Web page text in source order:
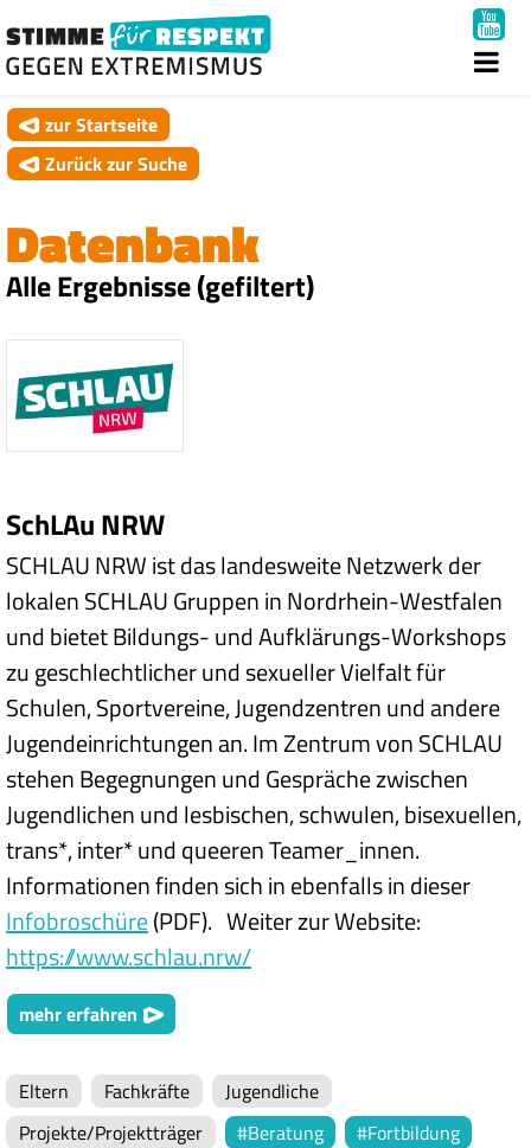
zur Startseite
Datenbank
Zurück zur Suche
Alle Ergebnisse (gefiltert)
SchLAu NRW
SCHLAU NRW ist das landesweite Netzwerk der
lokalen SCHLAU Gruppen in Nordrhein-Westfalen
und bietet Bildungs- und Aufklärungs-Workshops
zu geschlechtlicher und sexueller Vielfalt für
Schulen, Sportvereine, Jugendzentren und andere
Jugendeinrichtungen an. Im Zentrum von SCHLAU
stehen Begegnungen und Gespräche zwischen
Jugendlichen und lesbischen, schwulen, bisexuellen,
trans*, inter* und queeren Teamer_innen.
Informationen finden sich in ebenfalls in dieser
Infobroschüre(PDF). Weiter zur Website:
https://www.schlau.nrw/
mehr erfahren
Eltern Fachkräfte
Jugendliche
Projekte/Projektträger
Beratung
Fortbildung